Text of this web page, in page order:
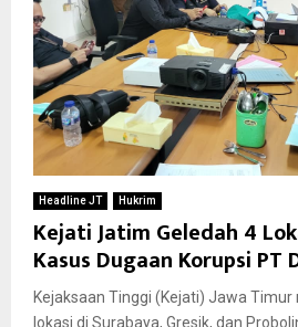
Headline JT Hukrim
Kejati Jatim Geledah 4
Kasus Dugaan Korupsi PT
Kejaksaan Tinggi (Kejati) Jawa
lokasi di Surabaya, Gresik, dan